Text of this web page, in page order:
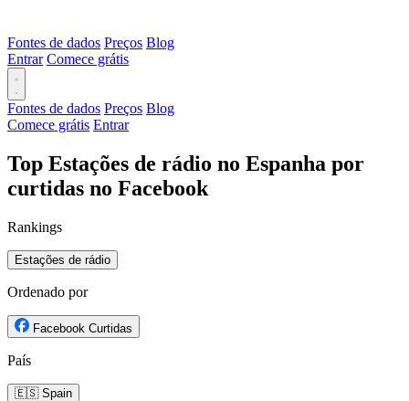
Fontes de dados Preços Blog
Entrar Comece grátis
Fontes de dados Preços Blog
Comece grátis Entrar
Top Estações de rádio no Espanha por
curtidas no Facebook
Rankings
Estações de rádio
Ordenado por
Facebook Curtidas
País
🇪🇸 Spain